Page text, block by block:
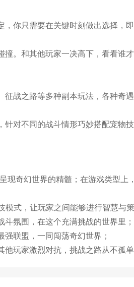
你只需要在关键时刻做出选择，
。和其他玩家一决高下，看看谁
战之路等多种副本玩法，各种奇
对不同的战斗情形巧妙搭配宠物
现奇幻世界的精髓；在游戏类型上
式，让玩家之间能够进行智慧与
氛围，在这个充满挑战的世界里；
联盟，一同闯荡奇幻世界；
玩家激烈对抗，挑战之路从不孤单